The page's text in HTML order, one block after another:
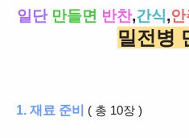
일단 만들면 반찬,간식,
밀전병
1. 재료 준비 ( 총 10장 )